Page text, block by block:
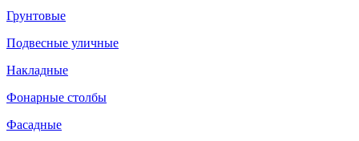
Грунтовые
Подвесные уличные
Накладные
Фонарные столбы
Фасадные